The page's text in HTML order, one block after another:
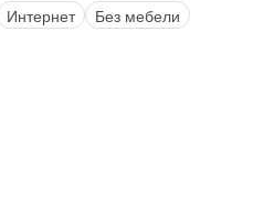
Интернет Без мебели